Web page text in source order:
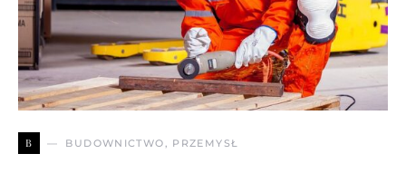
B BUDOWNICTWO, PRZEMYSŁ